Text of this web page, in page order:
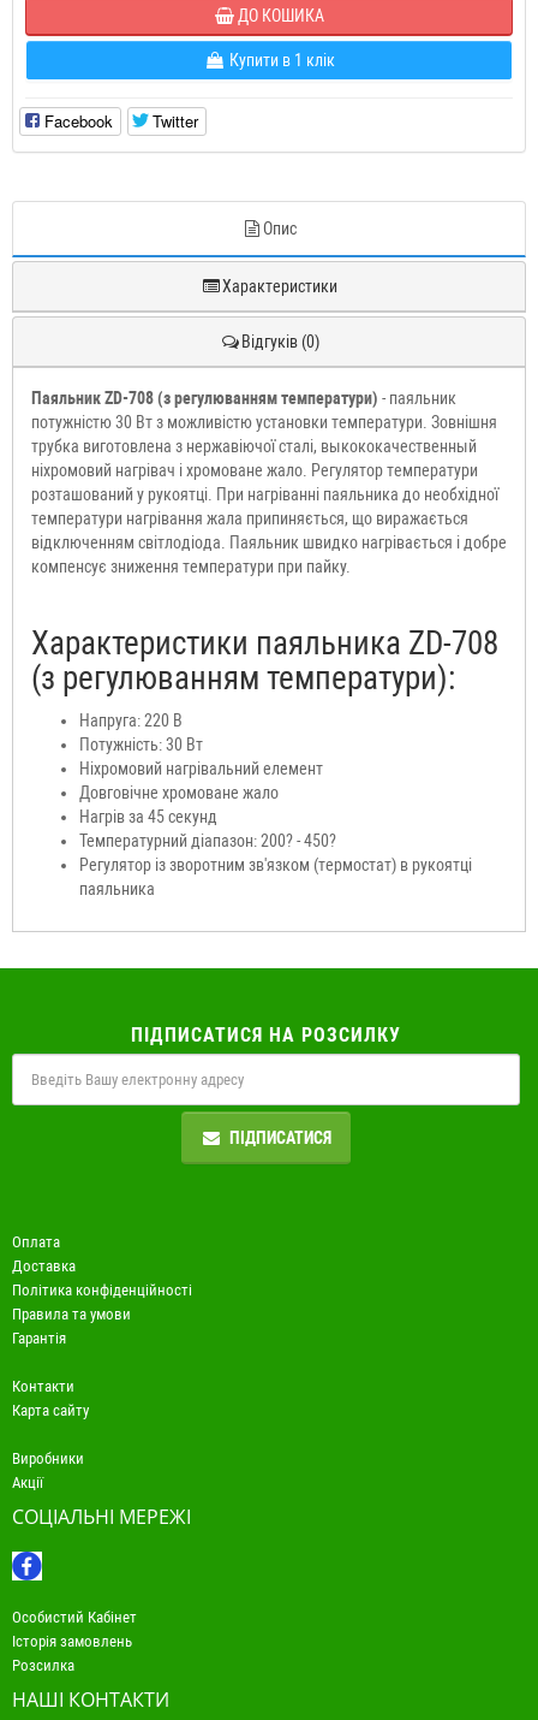
ДО КОШИКА
Купити в 1 клік
Facebook Twitter
Опис
Характеристики
Відгуків (0)
Паяльник ZD-708 (з регулюванням температури) - паяльник
потужністю 30 Вт з можливістю установки температури. Зовнішня
трубка виготовлена з нержавіючої сталі, выкококачественный
ніхромовий нагрівач і хромоване жало. Регулятор температури
розташований у рукоятці. При нагріванні паяльника до необхідної
температури нагрівання жала припиняється, що виражається
відключенням світлодіода. Паяльник швидко нагрівається і добре
компенсує зниження температури при пайку.
Характеристики паяльника ZD-708
(з регулюванням температури):
Напруга: 220 В
Потужність: 30 Вт
Ніхромовий нагрівальний елемент
Довговічне хромоване жало
Нагрів за 45 секунд
Температурний діапазон: 200? - 450?
Регулятор із зворотним зв'язком (термостат) в рукоятці
паяльника
ПІДПИСАТИСЯ НА РОЗСИЛКУ
ПІДПИСАТИСЯ
Оплата
Доставка
Політика конфіденційності
Правила та умови
Гарантія
Контакти
Карта сайту
Виробники
Акції
СОЦІАЛЬНІ МЕРЕЖІ
Особистий Кабінет
Історія замовлень
Розсилка
НАШІ КОНТАКТИ